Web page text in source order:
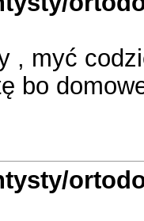
, myć
bo